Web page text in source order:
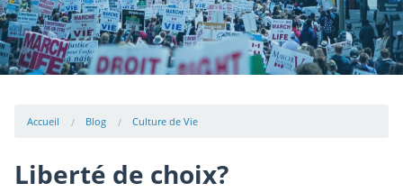
Accueil Blog Culture de Vie
Liberté de choix?